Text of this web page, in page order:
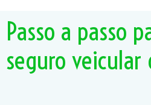
Passo a passo
seguro veicular